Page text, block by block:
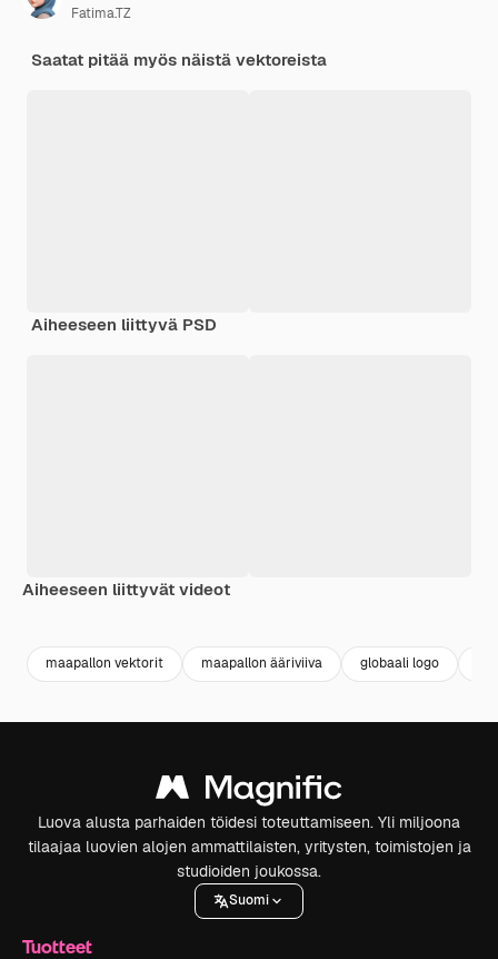
Fatima.TZ
Saatat pitää myös näistä vektoreista
Aiheeseen liittyvä PSD
Aiheeseen liittyvät videot
maapallon vektorit maapallon ääriviiva globaali logo
Luova alusta parhaiden töidesi toteuttamiseen. Yli miljoona
tilaajaa luovien alojen ammattilaisten, yritysten, toimistojen ja
studioiden joukossa.
Suomi
Tuotteet